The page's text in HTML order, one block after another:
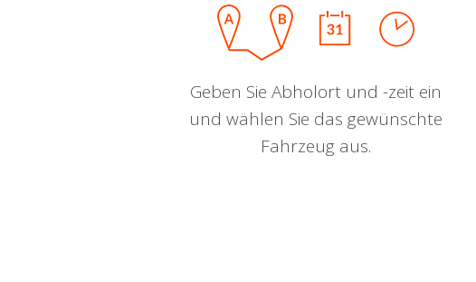
Geben Sie Abholort und -zeit ein
und wählen Sie das gewünschte
Fahrzeug aus.